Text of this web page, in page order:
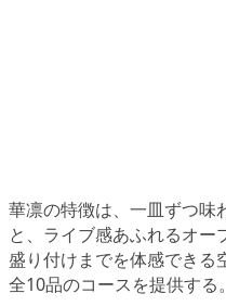
華凛の特徴は、一皿ずつ味
と、ライブ感あふれるオー
盛り付けまでを体感できる
全10品のコースを提供する。